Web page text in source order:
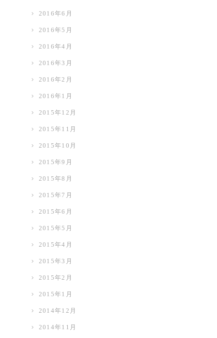
2016年6月
2016年5月
2016年4月
2016年3月
2016年2月
2016年1月
2015年12月
2015年11月
2015年10月
2015年9月
2015年8月
2015年7月
2015年6月
2015年5月
2015年4月
2015年3月
2015年2月
2015年1月
2014年12月
2014年11月